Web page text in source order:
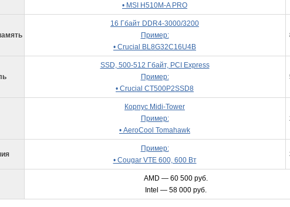
• MSI H510M-A PRO
16 Гбайт DDR4-3000/3200
Пример:
• Crucial BL8G32C16U4B
SSD, 500-512 Гбайт, PCI Express
Пример:
• Crucial CT500P2SSD8
Корпус Midi-Tower
Пример:
• AeroCool Tomahawk
Пример:
• Cougar VTE 600, 600 Вт
AMD — 60 500 руб.
Intel — 58 000 руб.